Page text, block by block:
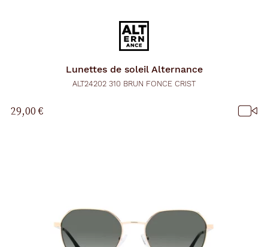
Lunettes de soleil Alternance
ALT24202 310 BRUN FONCE CRIST
29,00 €